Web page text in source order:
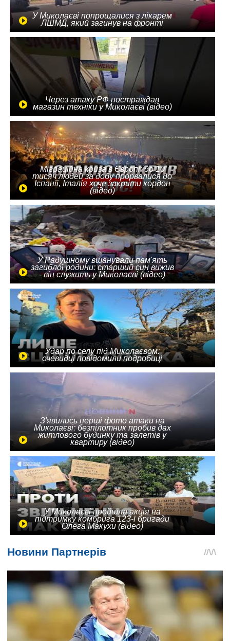
У Миколаєві попрощалися з лікарем
ЛШМД, який загинув на фронті
Через атаку РФ постраждав
магазин техніки у Миколаєві (відео)
Міграційна криза в Європі: до 10
тисяч людей за добу прорвалися до
Іспанії, Італія хоче закрити кордон
(відео)
У Радушному вшанували пам'ять
загиблої родини: старший син вижив
- він служить у Миколаєві (відео)
Удар по селу під Миколаєвом:
очевидці повідомили подробиці
З'явились перші фото атаки на
Миколаєві: безпілотник пробив дах
житлового будинку та залетів у
квартиру (відео)
У Миколаєві пройшла акція на
підтримку комбрига 123-ї бригади
Олега Макухи (відео)